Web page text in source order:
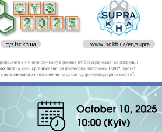
Персональний склад
Благодійний фонд
імені Бориса Патона
Віртуальний тур у
НАН України
Концепція розвитку
Національної
академії наук